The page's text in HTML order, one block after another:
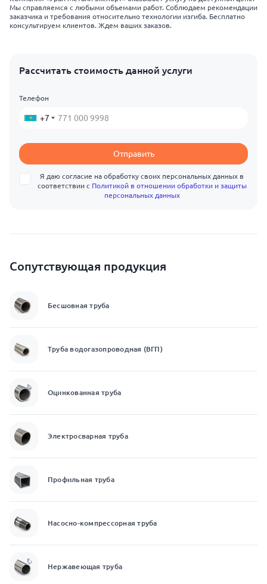
Мы справляемся с любыми объемами работ. Соблюдаем рекомендации
заказчика и требования относительно технологии изгиба. Бесплатно
консультируем клиентов. Ждем ваших заказов.
Рассчитать стоимость данной услуги
Телефон
+7
Отправить
Я даю согласие на обработку своих персональных данных в
соответствии с Политикой в отношении обработки и защиты
персональных данных
Сопутствующая продукция
Бесшовная труба
Труба водогазопроводная (ВГП)
Оцинкованная труба
Электросварная труба
Профильная труба
Насосно-компрессорная труба
Нержавеющая труба